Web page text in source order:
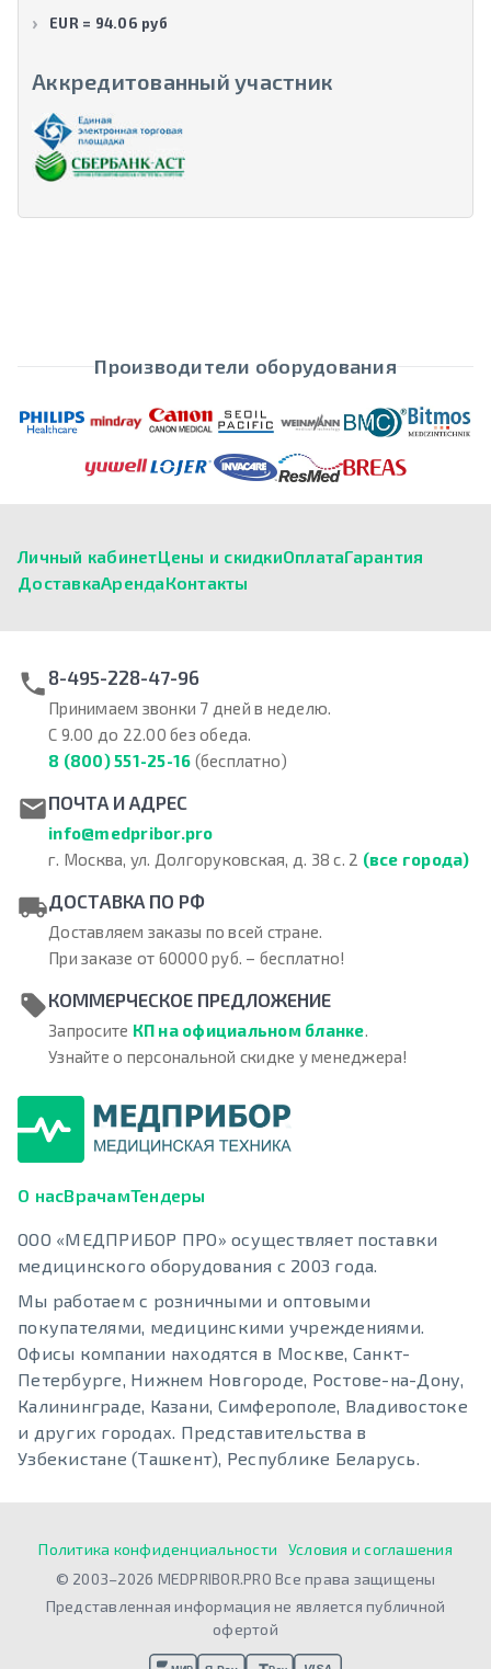
EUR = 94.06 руб
Аккредитованный участник
Производители оборудования
Личный кабинетЦены и скидкиОплатаГарантия
ДоставкаАрендаКонтакты
8-495-228-47-96
Принимаем звонки 7 дней в неделю.
С 9.00 до 22.00 без обеда.
8 (800) 551-25-16 (бесплатно)
ПОЧТА И АДРЕС
info@medpribor.pro
г. Москва, ул. Долгоруковская, д. 38 с. 2 (все города)
ДОСТАВКА ПО РФ
Доставляем заказы по всей стране.
При заказе от 60000 руб. – бесплатно!
КОММЕРЧЕСКОЕ ПРЕДЛОЖЕНИЕ
Запросите КП на официальном бланке.
Узнайте о персональной скидке у менеджера!
О насВрачамТендеры
ООО «МЕДПРИБОР ПРО» осуществляет поставки
медицинского оборудования с 2003 года.
Мы работаем с розничными и оптовыми
покупателями, медицинскими учреждениями.
Офисы компании находятся в Москве, Санкт-
Петербурге, Нижнем Новгороде, Ростове-на-Дону,
Калининграде, Казани, Симферополе, Владивостоке
и других городах. Представительства в
Узбекистане (Ташкент), Республике Беларусь.
Политика конфиденциальности
Условия и соглашения
© 2003–2026 MEDPRIBOR.PRO Все права защищены
Представленная информация не является публичной
офертой